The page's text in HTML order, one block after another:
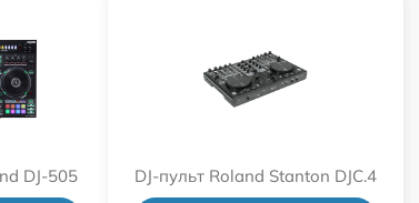
DJ-505 DJ-пульт Roland Stanton DJC.4